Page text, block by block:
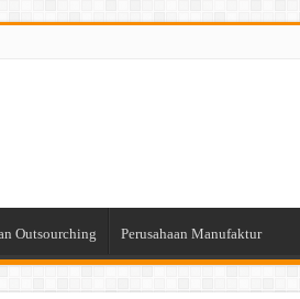
Outsourching Perusahaan Manufaktur